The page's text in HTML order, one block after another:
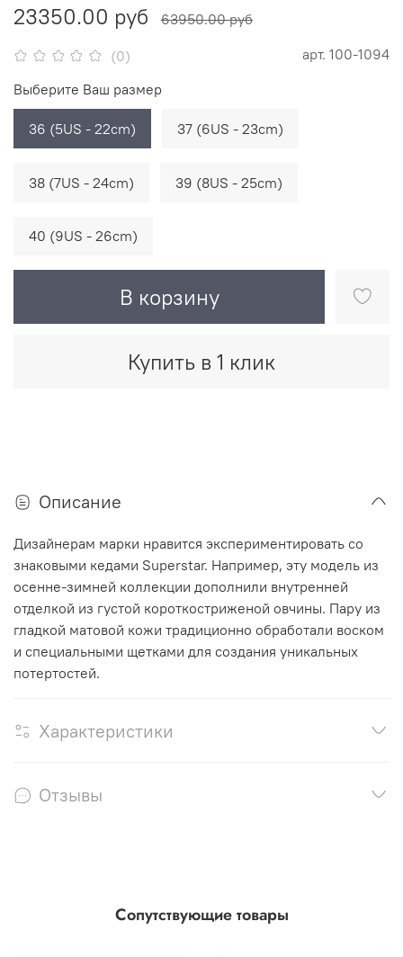
(0) арт. 100-1094
23350.00 руб 63950.00 руб
В корзину
Купить в 1 клик
Выберите Ваш размер
36 (5US - 22cm) 37 (6US - 23cm)
38 (7US - 24cm) 39 (8US - 25cm)
40 (9US - 26cm)
Описание
Дизайнерам марки нравится экспериментировать со
знаковыми кедами Superstar. Например, эту модель из
осенне-зимней коллекции дополнили внутренней
отделкой из густой короткостриженой овчины. Пару из
гладкой матовой кожи традиционно обработали воском
и специальными щетками для создания уникальных
потертостей.
Характеристики
Отзывы
Сопутствующие товары